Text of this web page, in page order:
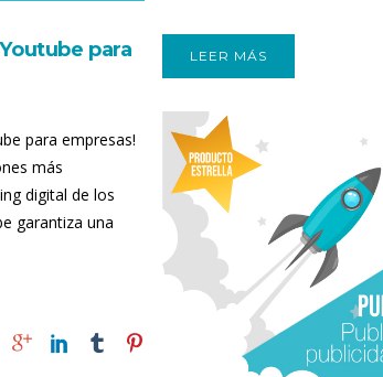
para
para empresas!
más
digital de los
garantiza una
LEER MÁS